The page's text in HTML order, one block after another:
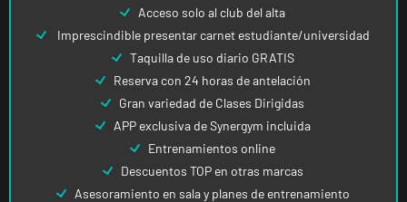
Acceso solo al club del alta
Imprescindible presentar carnet estudiante/universidad
Taquilla de uso diario GRATIS
Reserva con 24 horas de antelación
Gran variedad de Clases Dirigidas
APP exclusiva de Synergym incluida
Entrenamientos online
Descuentos TOP en otras marcas
Asesoramiento en sala y planes de entrenamiento